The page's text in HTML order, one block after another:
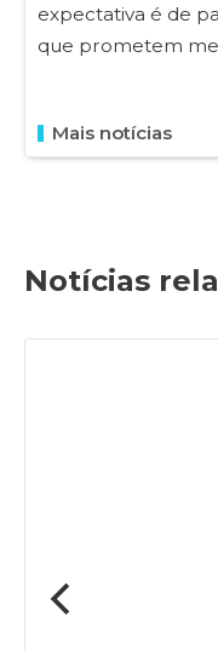
expectativa é de
que prometem
Mais notícias
Notícias